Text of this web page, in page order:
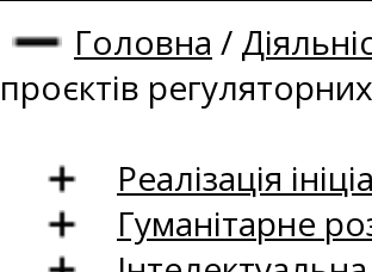
Головна /
проєктів
Реалізація
Гуманітарне